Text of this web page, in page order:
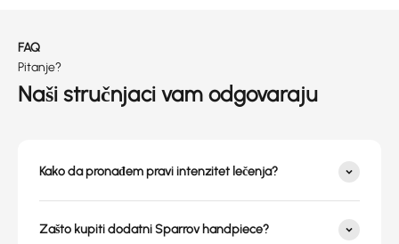
FAQ
Pitanje?
Naši stručnjaci vam odgovaraju
Kako da pronađem pravi intenzitet lečenja?
Zašto kupiti dodatni Sparrov handpiece?